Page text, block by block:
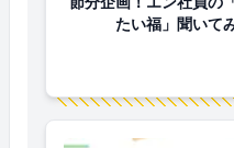
たい福」聞いて